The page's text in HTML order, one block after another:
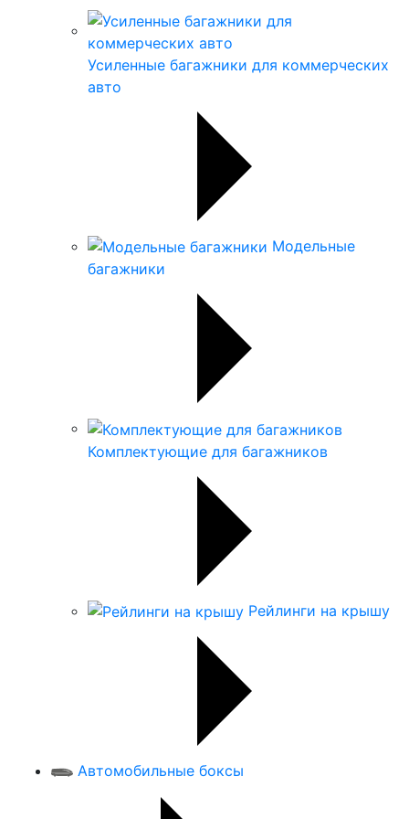
Усиленные багажники для коммерческих
авто
Модельные
багажники
Комплектующие для багажников
Рейлинги на крышу
Автомобильные боксы